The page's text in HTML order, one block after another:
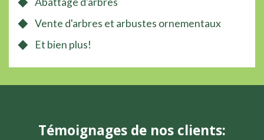
Vente d'arbres et arbustes ornementaux
Et bien plus!
Témoignages de nos clients: